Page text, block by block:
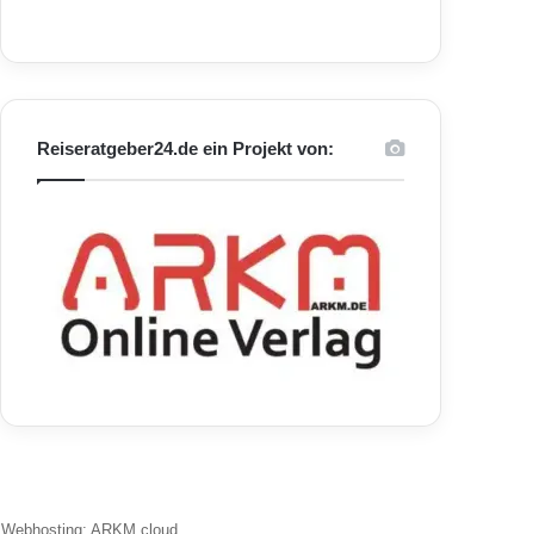
Reiseratgeber24.de ein Projekt von:
Webhosting: ARKM.cloud